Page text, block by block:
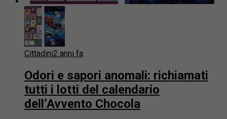
Cittadini2 anni fa
Odori e sapori anomali: richiamati
tutti i lotti del calendario
dell’Avvento Chocola